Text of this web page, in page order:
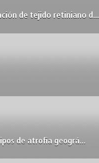
de tejido retiniano d...
de atrofia geográ...